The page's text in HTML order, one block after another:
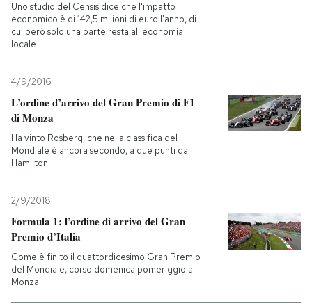
Entra
Uno studio del Censis dice che l'impatto
economico è di 142,5 milioni di euro l'anno, di
cui però solo una parte resta all'economia
locale
4/9/2016
L’ordine d’arrivo del Gran Premio di F1
di Monza
Ha vinto Rosberg, che nella classifica del
Mondiale è ancora secondo, a due punti da
Hamilton
2/9/2018
Formula 1: l’ordine di arrivo del Gran
Premio d’Italia
Come è finito il quattordicesimo Gran Premio
del Mondiale, corso domenica pomeriggio a
Monza